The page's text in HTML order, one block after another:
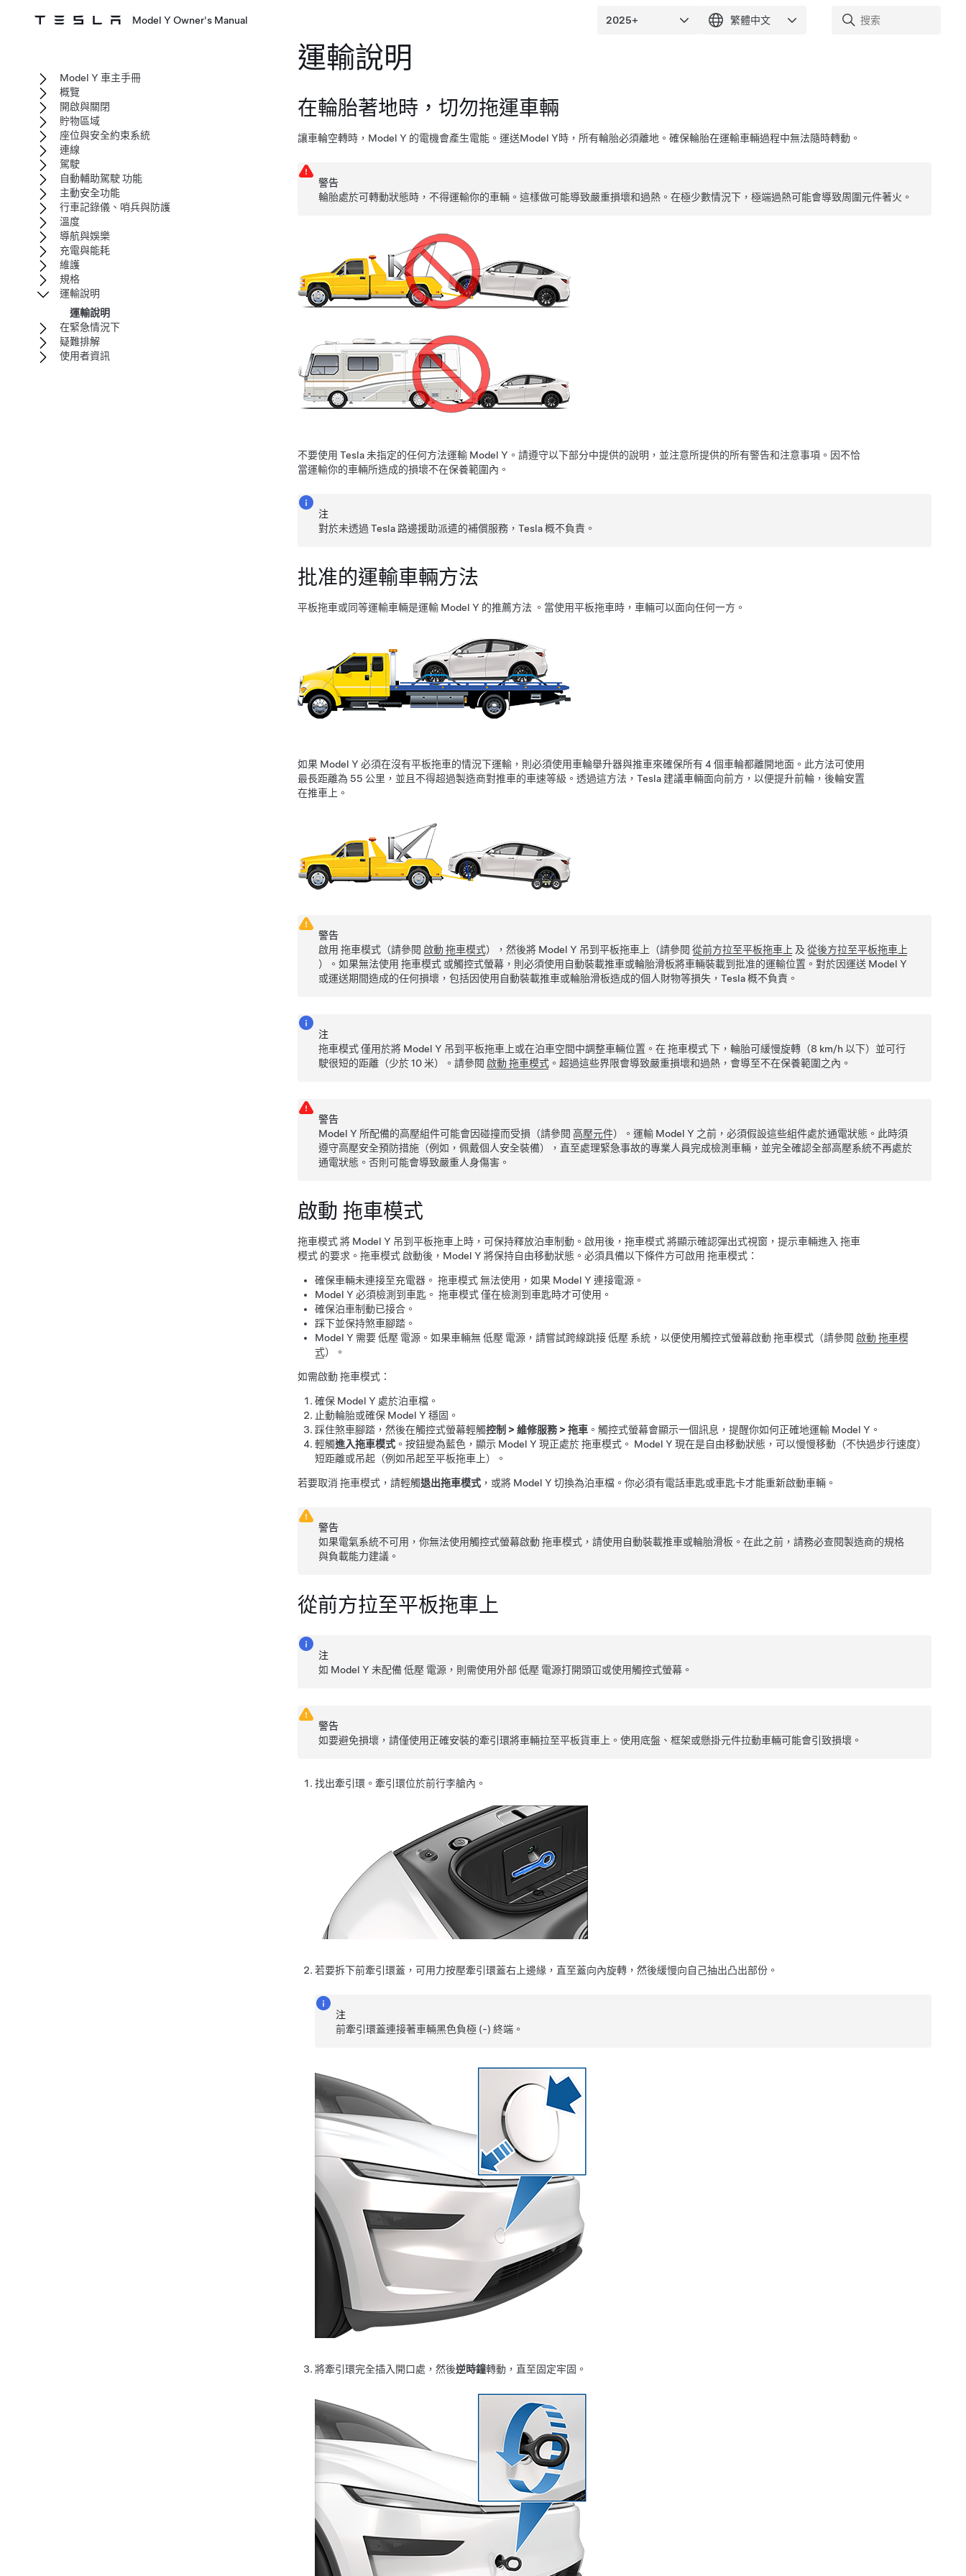
Model Y Owner's Manual
運輸說明
在輪胎著地時，切勿拖運車輛
讓車輪空轉時， Model Y 的電機會產生電能。運送Model Y時，所有輪胎必須離地。確保輪胎在運輸車輛過程中無法隨時轉動。
警告
輪胎處於可轉動狀態時，不得運輸你的車輛。這樣做可能導致嚴重損壞和過熱。在極少數情況下，極端過熱可能會導致周圍元件著火。
不要使用 Tesla 未指定的任何方法運輸 Model Y 。請遵守以下部分中提供的說明，並注意所提供的所有警告和注意事項。因不恰
當運輸你的車輛所造成的損壞不在保養範圍內。
注
對於未透過 Tesla 路邊援助派遣的補償服務，Tesla 概不負責。
批准的運輸車輛方法
平板拖車或同等運輸車輛是運輸 Model Y 的推薦方法 。當使用平板拖車時，車輛可以面向任何一方。
如果 Model Y 必須在沒有平板拖車的情況下運輸，則必須使用車輪舉升器與推車來確保所有 4 個車輪都離開地面。此方法可使用
最長距離為 55 公里 ，並且不得超過製造商對推車的車速等級。透過這方法，Tesla 建議車輛面向前方，以便提升前輪，後輪安置
在推車上。
警告
啟用拖車模式 （請參閱 啟動 拖車模式），然後將 Model Y 吊到平板拖車上（請參閱從前方拉至平板拖車上 及從後方拉至平板拖車上
）。如果無法使用拖車模式 或觸控式螢幕，則必須使用自動裝載推車或輪胎滑板將車輛裝載到批准的運輸位置。對於因運送 Model Y
或運送期間造成的任何損壞，包括因使用自動裝載推車或輪胎滑板造成的個人財物等損失，Tesla 概不負責。
注
拖車模式僅用於將 Model Y 吊到平板拖車上或在泊車空間中調整車輛位置。在拖車模式下，輪胎可緩慢旋轉（8 km/h 以下）並可行
駛很短的距離（少於10 米）。請參閱 啟動 拖車模式 。超過這些界限會導致嚴重損壞和過熱，會導至不在保養範圍之內。
警告
Model Y 所配備的高壓組件可能會因碰撞而受損 （請參閱高壓元件） 。運輸 Model Y 之前，必須假設這些組件處於通電狀態。此時須
遵守高壓安全預防措施（例如，佩戴個人安全裝備），直至處理緊急事故的專業人員完成檢測車輛，並完全確認全部高壓系統不再處於
通電狀態。否則可能會導致嚴重人身傷害。
啟動 拖車模式
拖車模式將 Model Y 吊到平板拖車上時，可保持釋放泊車制動。啟用後， 拖車模式將顯示確認彈出式視窗，提示車輛進入 拖車
模式 的要求。 拖車模式 啟動後， Model Y 將保持自由移動狀態。必須具備以下條件方可啟用 拖車模式 ：
確保車輛未連接至充電器。 拖車模式無法使用，如果 Model Y 連接電源。
Model Y 必須檢測到車匙。 拖車模式僅在檢測到車匙時才可使用。
確保泊車制動已接合。
踩下並保持煞車腳踏。
Model Y 需要低壓 電源。如果車輛無低壓 電源，請嘗試跨線跳接低壓 系統，以便使用觸控式螢幕啟動拖車模式 （請參閱 啟動 拖車模
式）。
如需啟動拖車模式 ：
確保 Model Y 處於泊車檔。
止動輪胎或確保 Model Y 穩固。
踩住煞車腳踏，然後在觸控式螢幕輕觸控制 > 維修服務 > 拖車 。觸控式螢幕會顯示一個訊息，提醒你如何正確地運輸 Model Y 。
輕觸進入拖車模式 。按鈕變為藍色，顯示 Model Y 現正處於拖車模式 。 Model Y 現在是自由移動狀態，可以慢慢移動（不快過步行速度）
短距離或吊起（例如吊起至平板拖車上）。
若要取消 拖車模式 ，請輕觸退出拖車模式 ，或將 Model Y 切換為泊車檔。你必須有電話車匙或車匙卡才能重新啟動車輛。
警告
如果電氣系統不可用，你無法使用觸控式螢幕啟動拖車模式 ，請使用自動裝載推車或輪胎滑板。在此之前，請務必查閱製造商的規格
與負載能力建議。
從前方拉至平板拖車上
注
如 Model Y 未配備低壓 電源，則需使用外部低壓 電源打開頭冚或使用觸控式螢幕。
警告
如要避免損壞，請僅使用正確安裝的牽引環將車輛拉至平板貨車上。使用底盤、框架或懸掛元件拉動車輛可能會引致損壞。
找出牽引環。牽引環位於前行李艙內。
若要拆下前牽引環蓋，可用力按壓牽引環蓋右上邊緣，直至蓋向內旋轉，然後緩慢向自己抽出凸出部份。
注
前牽引環蓋連接著車輛黑色負極 (-) 終端。
將牽引環完全插入開口處，然後逆時鐘轉動，直至固定牢固。
Model Y 車主手冊
概覽
開啟與關閉
貯物區域
座位與安全約束系統
連線
駕駛
自動輔助駕駛 功能
主動安全功能
行車記錄儀、哨兵與防護
溫度
導航與娛樂
充電與能耗
維護
規格
運輸說明
運輸說明
在緊急情況下
疑難排解
使用者資訊